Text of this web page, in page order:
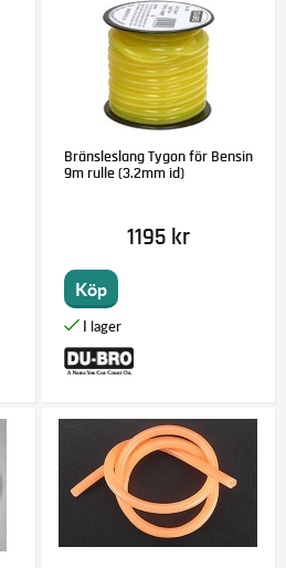
Bränsleslang Tygon för Bensin
9m rulle (3.2mm id)
1195 kr
Köp